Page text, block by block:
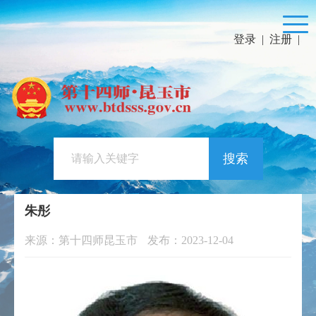
登录 | 注册 |
搜索
朱彤
来源：第十四师昆玉市 发布：2023-12-04